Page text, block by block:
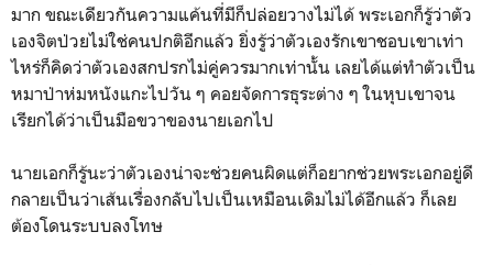
มาก ขณะเดียวกันความแค้นที่มีก็ปล่อยวางไม่ได้ พระเอกก็รู้ว่าตัว
เองจิตป่วยไม่ใช่คนปกติอีกแล้ว ยิ่งรู้ว่าตัวเองรักเขาชอบเขาเท่า
ไหร่ก็คิดว่าตัวเองสกปรกไม่คู่ควรมากเท่านั้น เลยได้แต่ทำตัวเป็น
หมาป่าห่มหนังแกะไปวัน ๆ คอยจัดการธุระต่าง ๆ ในหุบเขาจน
เรียกได้ว่าเป็นมือขวาของนายเอกไป
นายเอกก็รู้นะว่าตัวเองน่าจะช่วยคนผิดแต่ก็อยากช่วยพระเอกอยู่ดี
กลายเป็นว่าเส้นเรื่องกลับไปเป็นเหมือนเดิมไม่ได้อีกแล้ว ก็เลย
ต้องโดนระบบลงโทษ